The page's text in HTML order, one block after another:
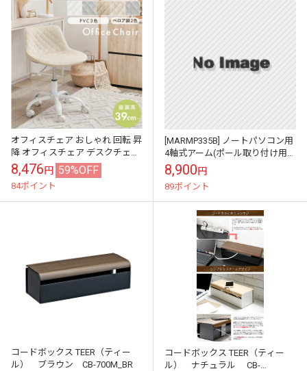
オフィスチェア おしゃれ 回転 昇
降 オフィスチェア デスクチェア
おしゃれ 北欧 ベロア調 PVC パソ
コンチェア キャスター付...
8,476円 59%OFF
84ポイント
[MARMP335B] ノートパソコン用
4軸式アーム(ポール取り付け用
部品)MARMGUS10T専用
8,900円
89ポイント
コードボックス TEER（ティー
ル） ブラウン CB-700M_BR
コードボックス TEER（ティー
ル） ナチュラル CB-